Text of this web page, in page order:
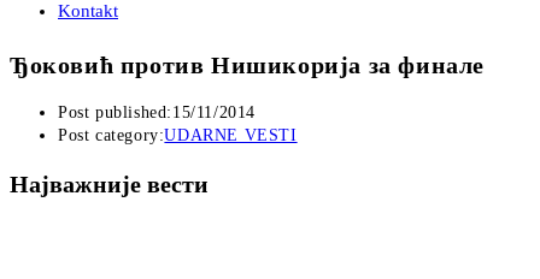
Kontakt
Ђоковић против Нишикорија за финале
Post published: 15/11/2014
Post category:UDARNE VESTI
Најважније вести